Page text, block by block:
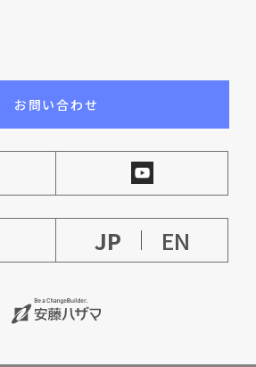
お問い合わせ
JP EN